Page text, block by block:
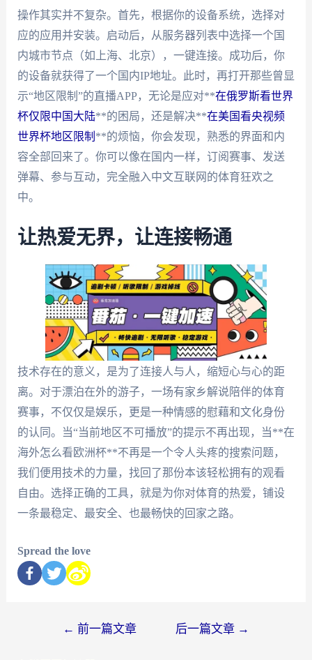
操作其实并不复杂。首先，根据你的设备系统，选择对
应的应用并安装。启动后，从服务器列表中选择一个国
内城市节点（如上海、北京），一键连接。成功后，你
的设备就获得了一个国内IP地址。此时，再打开那些曾显
示“地区限制”的直播APP，无论是应对**在俄罗斯看世界
杯仅限中国大陆**的困局，还是解决**在美国看央视频
世界杯地区限制 **的烦恼，你会发现，熟悉的界面和内
容全部回来了。你可以像在国内一样，订阅赛事、发送
弹幕、参与互动，完全融入中文互联网的体育狂欢之
中。
让热爱无界，让连接畅通
技术存在的意义，是为了连接人与人，缩短心与心的距
离。对于漂泊在外的游子，一场有家乡解说陪伴的体育
赛事，不仅仅是娱乐，更是一种情感的慰藉和文化身份
的认同。当“当前地区不可播放”的提示不再出现，当**在
海外怎么看欧洲杯**不再是一个令人头疼的搜索问题，
我们便用技术的力量，找回了那份本该轻松拥有的观看
自由。选择正确的工具，就是为你对体育的热爱，铺设
一条最稳定、最安全、也最畅快的回家之路。
Spread the love
← 前一篇文章 后一篇文章 →